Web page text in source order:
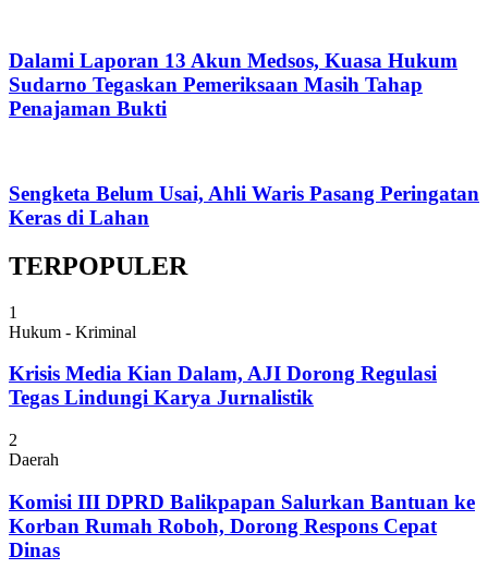
Dalami Laporan 13 Akun Medsos, Kuasa Hukum
Sudarno Tegaskan Pemeriksaan Masih Tahap
Penajaman Bukti
Sengketa Belum Usai, Ahli Waris Pasang Peringatan
Keras di Lahan
TERPOPULER
1
Hukum - Kriminal
Krisis Media Kian Dalam, AJI Dorong Regulasi
Tegas Lindungi Karya Jurnalistik
2
Daerah
Komisi III DPRD Balikpapan Salurkan Bantuan ke
Korban Rumah Roboh, Dorong Respons Cepat
Dinas